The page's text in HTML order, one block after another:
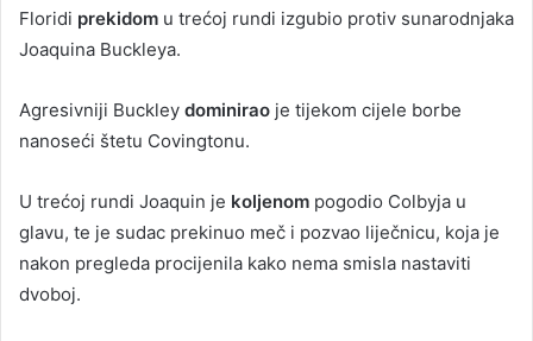
Floridi prekidom u trećoj rundi izgubio protiv sunarodnjaka
Joaquina Buckleya.
Agresivniji Buckley dominirao je tijekom cijele borbe
nanoseći štetu Covingtonu.
U trećoj rundi Joaquin je koljenom pogodio Colbyja u
glavu, te je sudac prekinuo meč i pozvao liječnicu, koja je
nakon pregleda procijenila kako nema smisla nastaviti
dvoboj.